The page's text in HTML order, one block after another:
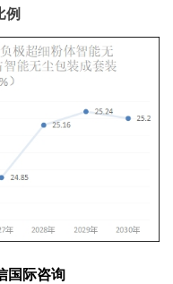
例
国际咨询